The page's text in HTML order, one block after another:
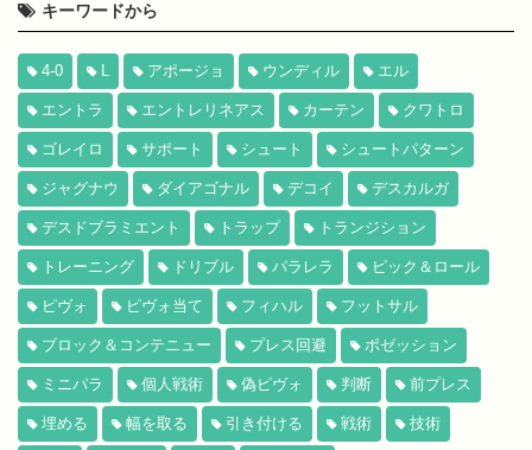
キーワードから
4-0 L アポージョ ウンディル エル
エントラ エントレリネアス カーテン クワトロ
ゴレイロ サポート シュート シュートパターン
ジャグナウ ダイアゴナル デコイ デスカルガ
デスドブラミエント トラップ トランジション
トレーニング ドリブル パラレラ ピック＆ロール
ピヴォ ピヴォ当て フィハル フットサル
ブロック＆コンテニュー プレス回避 ポゼッション
ミニパラ 個人戦術 偽ピヴォ 判断 前プレス
埋める 幅を取る 引き付ける 戦術 技術